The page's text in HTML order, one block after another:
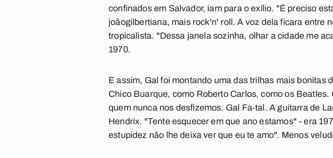
confinados em Salvador, iam para o exílio. "É preciso
joãogilbertiana, mais rock'n' roll. A voz dela ficara entre
tropicalista. "Dessa janela sozinha, olhar a cidade me
1970.
E assim, Gal foi montando uma das trilhas mais bonitas
Chico Buarque, como Roberto Carlos, como os
quem nunca nos desfizemos. Gal Fa-tal . A guitarra de
Hendrix. "Tente esquecer em que ano estamos" - era
estupidez não lhe deixa ver que eu te amo". Menos